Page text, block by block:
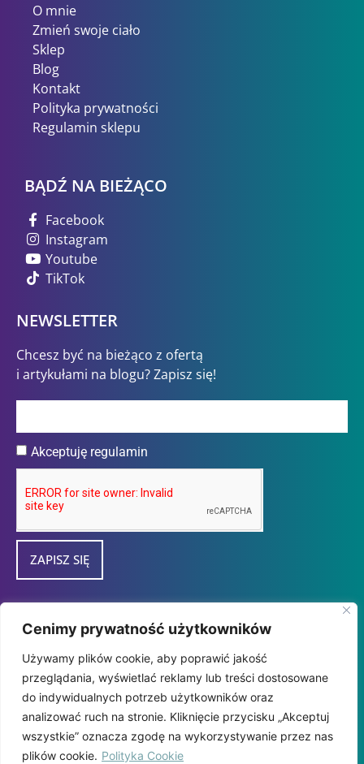
Cenimy prywatność użytkowników
Używamy plików cookie, aby poprawić jakość
przeglądania, wyświetlać reklamy lub treści dostosowane
do indywidualnych potrzeb użytkowników oraz
analizować ruch na stronie. Kliknięcie przycisku „Akceptuj
wszystkie” oznacza zgodę na wykorzystywanie przez nas
plików cookie. Polityka Cookie
O mnie
Zmień swoje ciało
Sklep
Blog
Kontakt
Polityka prywatności
Regulamin sklepu
BĄDŹ NA BIEŻĄCO
Facebook
Instagram
Youtube
TikTok
NEWSLETTER
Chcesz być na bieżąco z ofertą
i artykułami na blogu? Zapisz się!
Akceptuję regulamin
ZAPISZ SIĘ
Przedsiębiorca uzyskał subwencję finansową w
ramach programu "tarcza Finansowa 2.0
Polskiego Funduszu Rozwoju dla Mikro i
MałychFirm" udzieloną przez
PFR SA.